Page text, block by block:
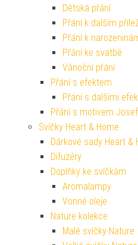
Dětská přání
Přání k dalším
Přání k
Přání ke svatbě
Vánoční přání
Přání s efektem
Přání s dalšími
Přání s motivem
Svíčky Heart & Home
Dárkové sady Heart &
Difuzéry
Doplňky ke svíčkám
Aromalampy
Vonné oleje
Nature kolekce
Malé svíčky Nature